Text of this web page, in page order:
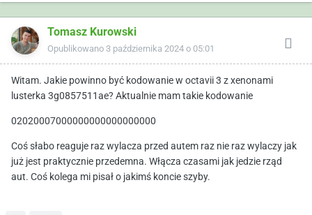
Tomasz Kurowski
Opublikowano 3 października 2024 o 05:01
Witam. Jakie powinno być kodowanie w octavii 3 z xenonami
lusterka 3g0857511ae? Aktualnie mam takie kodowanie
02020007000000000000000000
Coś słabo reaguje raz wylacza przed autem raz nie raz wylaczy jak
już jest praktycznie przedemna. Włącza czasami jak jedzie rząd
aut. Coś kolega mi pisał o jakimś koncie szyby.